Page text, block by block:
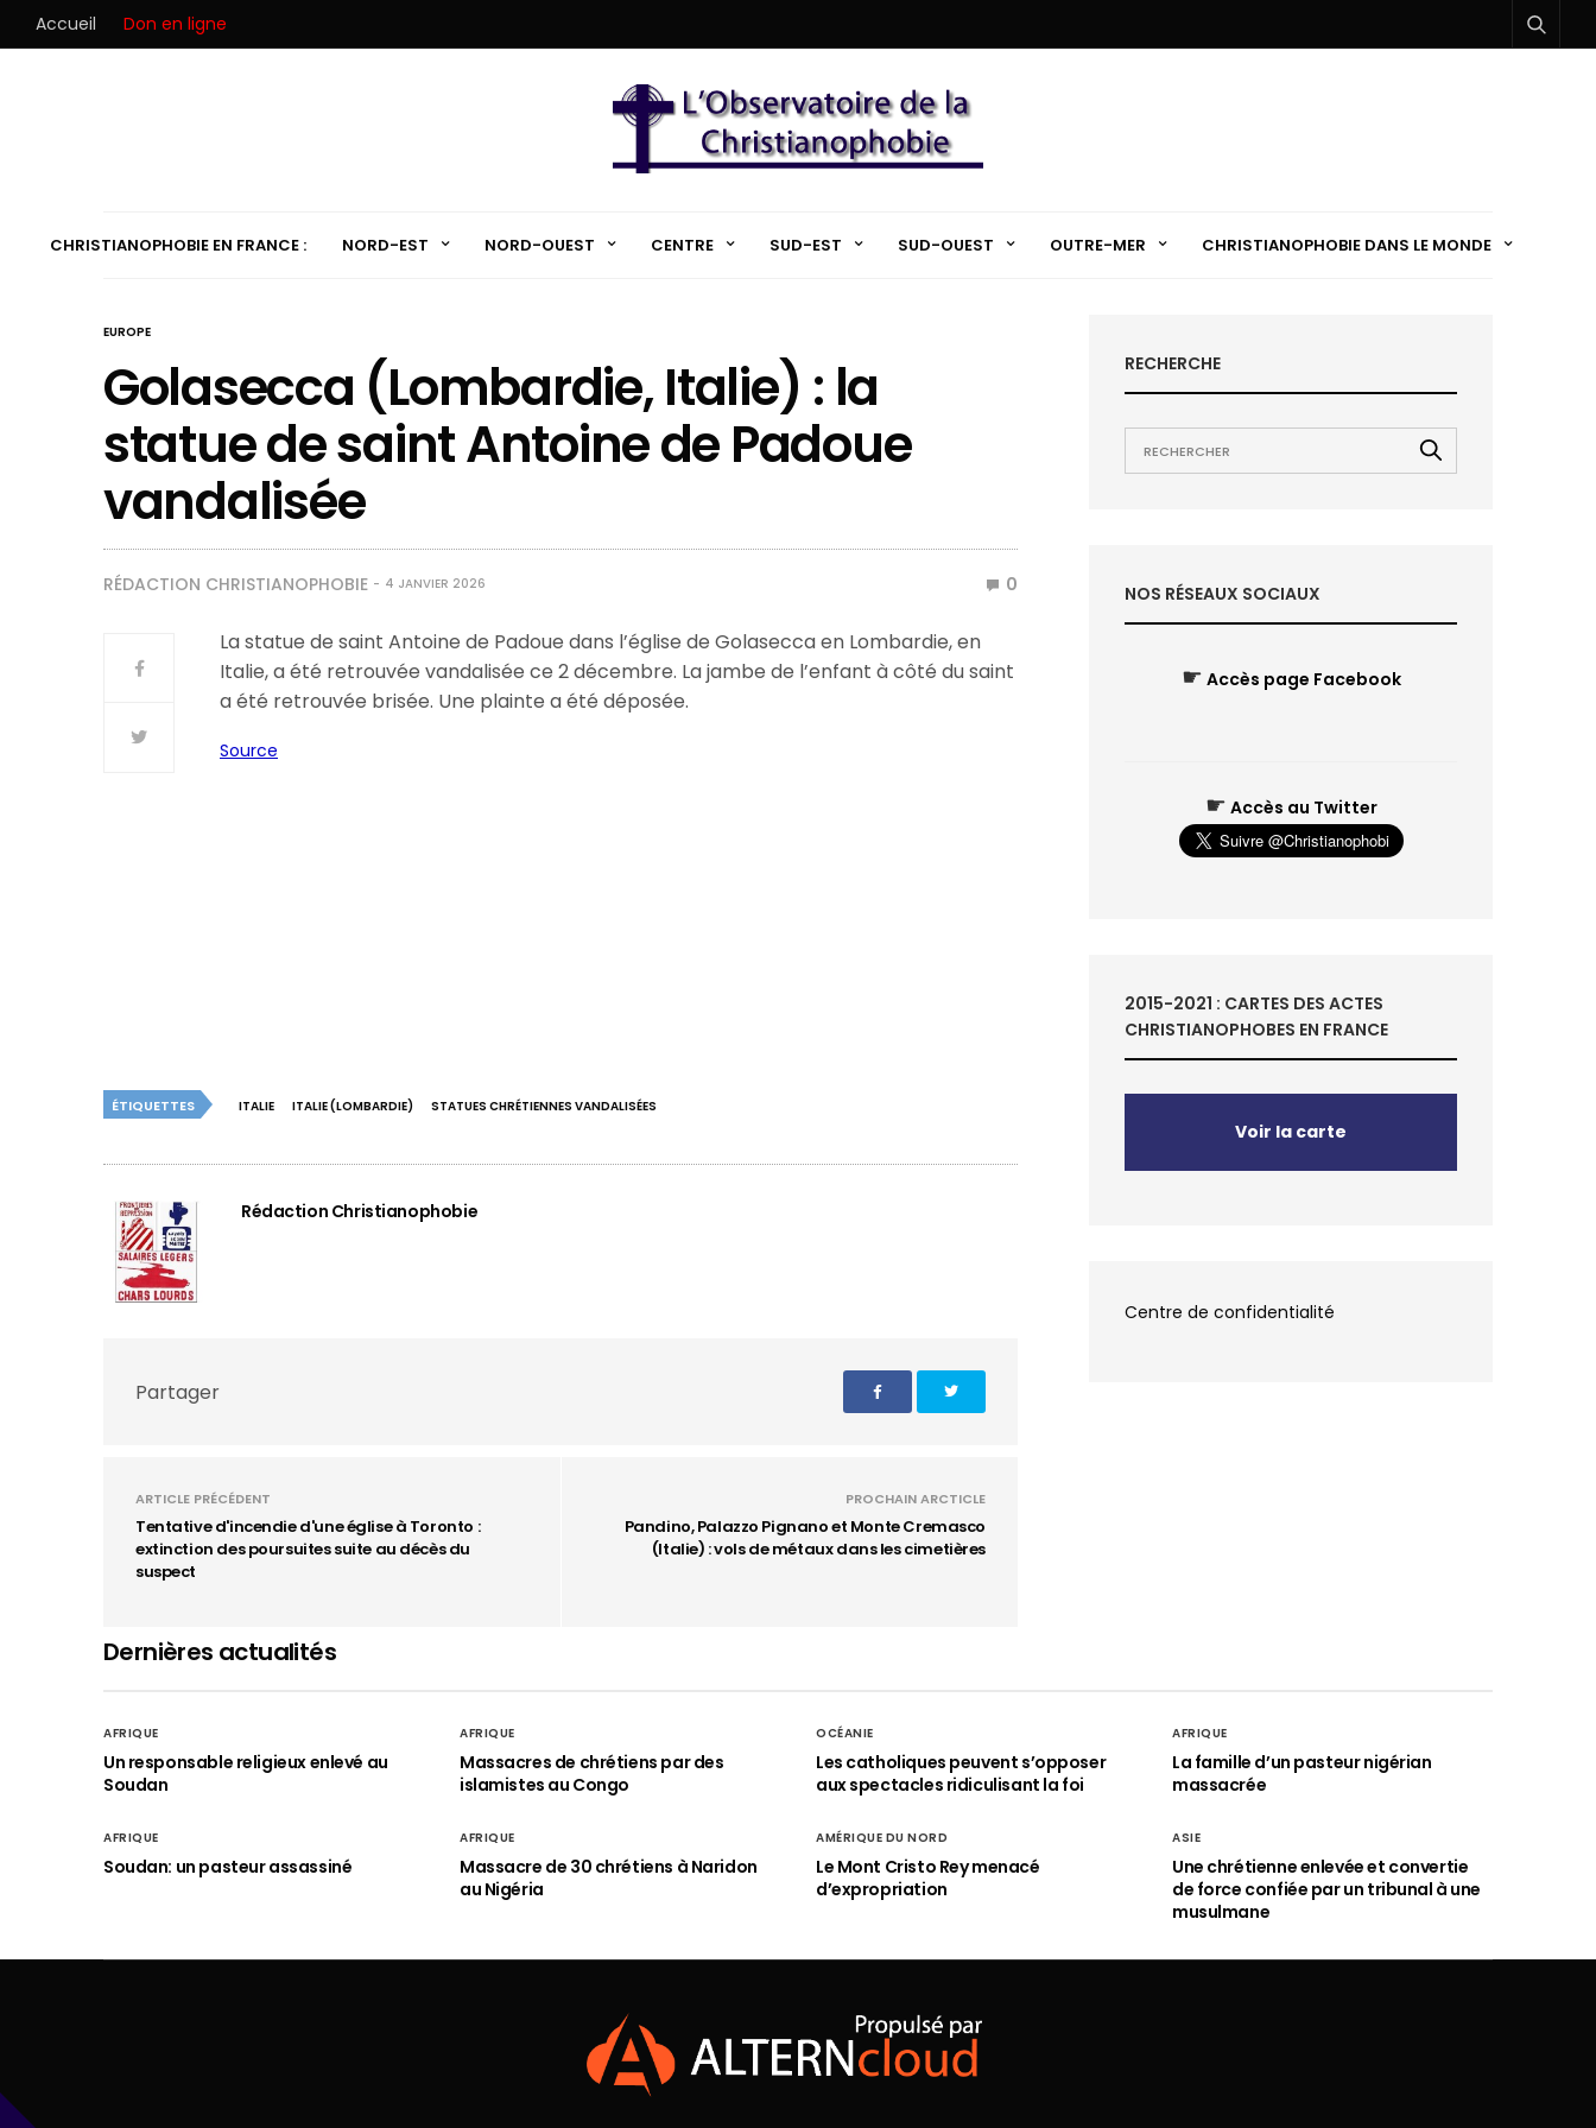
Accueil Don en ligne
CHRISTIANOPHOBIE EN FRANCE : NORD-EST NORD-OUEST CENTRE SUD-EST SUD-OUEST OUTRE-MER CHRISTIANOPHOBIE DANS LE MONDE
EUROPE
Golasecca (Lombardie, Italie) : la
statue de saint Antoine de Padoue
vandalisée
RÉDACTION CHRISTIANOPHOBIE 4 JANVIER 2026 0
La statue de saint Antoine de Padoue dans l’église de Golasecca en Lombardie, en
Italie, a été retrouvée vandalisée ce 2 décembre. La jambe de l’enfant à côté du saint
a été retrouvée brisée. Une plainte a été déposée.
Source
ÉTIQUETTES ITALIE ITALIE (LOMBARDIE) STATUES CHRÉTIENNES VANDALISÉES
Rédaction Christianophobie
Partager
ARTICLE PRÉCÉDENT
Tentative d'incendie d'une église à Toronto :
extinction des poursuites suite au décès du
suspect
PROCHAIN ARCTICLE
Pandino, Palazzo Pignano et Monte Cremasco
(Italie) : vols de métaux dans les cimetières
RECHERCHE
NOS RÉSEAUX SOCIAUX
☛ Accès page Facebook
☛ Accès au Twitter
2015-2021 : CARTES DES ACTES
CHRISTIANOPHOBES EN FRANCE
Voir la carte
Centre de confidentialité
Dernières actualités
AFRIQUE
Un responsable religieux enlevé au
Soudan
AFRIQUE
Massacres de chrétiens par des
islamistes au Congo
OCÉANIE
Les catholiques peuvent s’opposer
aux spectacles ridiculisant la foi
AFRIQUE
La famille d’un pasteur nigérian
massacrée
AFRIQUE
Soudan: un pasteur assassiné
AFRIQUE
Massacre de 30 chrétiens à Naridon
au Nigéria
AMÉRIQUE DU NORD
Le Mont Cristo Rey menacé
d’expropriation
ASIE
Une chrétienne enlevée et convertie
de force confiée par un tribunal à une
musulmane